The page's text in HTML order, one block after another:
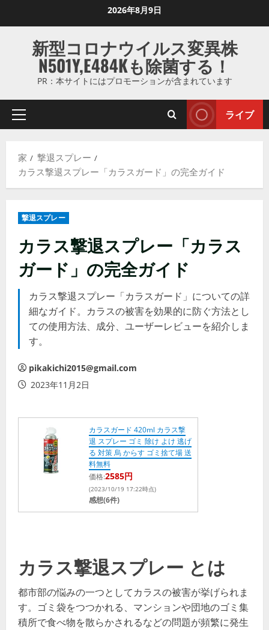
ス
ッ
す
2026年8月9日
新型コロナウイルス変異株
N501Y,E484Kも除菌する！
PR：本サイトにはプロモーションが含まれています
プ
マ
リ
ュ
ライブ
家
撃退スプレー
カラス撃退スプレー「カラスガード」の完全ガイド
撃退スプレー
カラス撃退スプレー「カラス
ガード」の完全ガイド
カラス撃退スプレー「カラスガード」についての詳
細なガイド。カラスの被害を効果的に防ぐ方法とし
ての使用方法、成分、ユーザーレビューを紹介しま
す。
pikakichi2015@gmail.com
2023年11月2日
カラスガード 420ml カラス撃
退 スプレー ゴミ 除け よけ 逃げ
る 対策 烏 からす ゴミ捨て場 送
料無料
価格:2585円
(2023/10/19 17:22時点)
感想(6件)
カラス撃退スプレー とは
都市部の悩みの一つとしてカラスの被害が挙げられま
す。ゴミ袋をつつかれる、マンションや団地のゴミ集
積所で食べ物を散らかされるなどの問題が頻繁に発生